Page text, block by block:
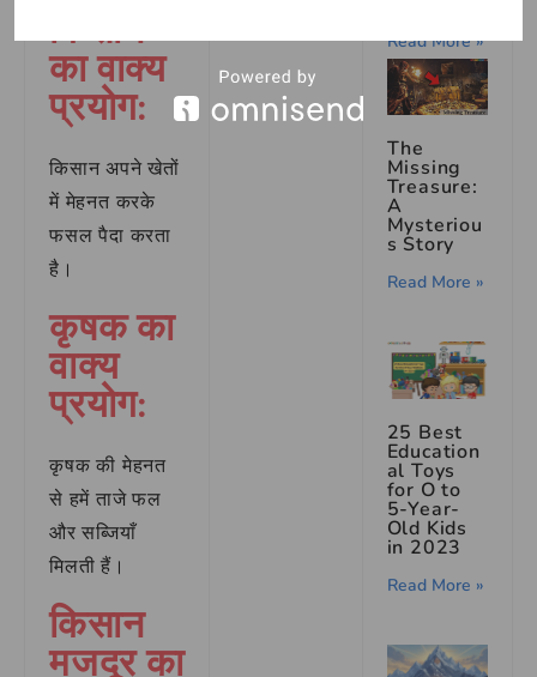
किसान
का वाक्य
प्रयोग:
किसान अपने खेतों
में मेहनत करके
फसल पैदा करता
है।
कृषक का
वाक्य
प्रयोग:
कृषक की मेहनत
से हमें ताजे फल
और सब्जियाँ
मिलती हैं।
किसान
Read More »
The
Missing
Treasure:
A
Mysteriou
s Story
Read More »
25 Best
Education
al Toys
for O to
5-Year-
Old Kids
in 2023
Read More »